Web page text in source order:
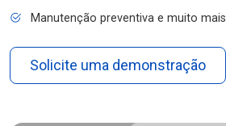
Manutenção preventiva e muito mais
Solicite uma demonstração